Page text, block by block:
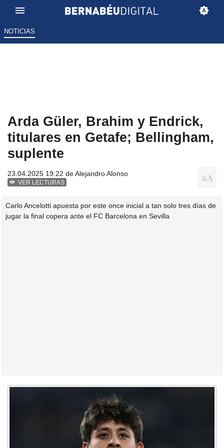
NOTICIAS
Arda Güler, Brahim y Endrick,
titulares en Getafe; Bellingham,
suplente
23.04.2025 19:22 deAlejandro Alonso
VER LECTURAS
Carlo Ancelotti apuesta por este once inicial a tan solo tres días de
jugar la final copera ante el FC Barcelona en Sevilla